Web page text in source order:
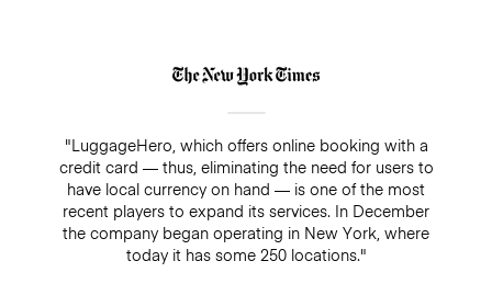
"LuggageHero, which offers online booking with a
credit card — thus, eliminating the need for users to
have local currency on hand — is one of the most
recent players to expand its services. In December
the company began operating in New York, where
today it has some 250 locations."